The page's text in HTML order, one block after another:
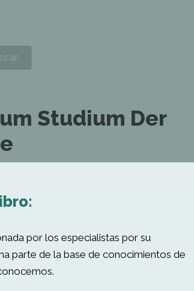
Studium Der
por los especialistas por su
parte de la base de conocimientos de